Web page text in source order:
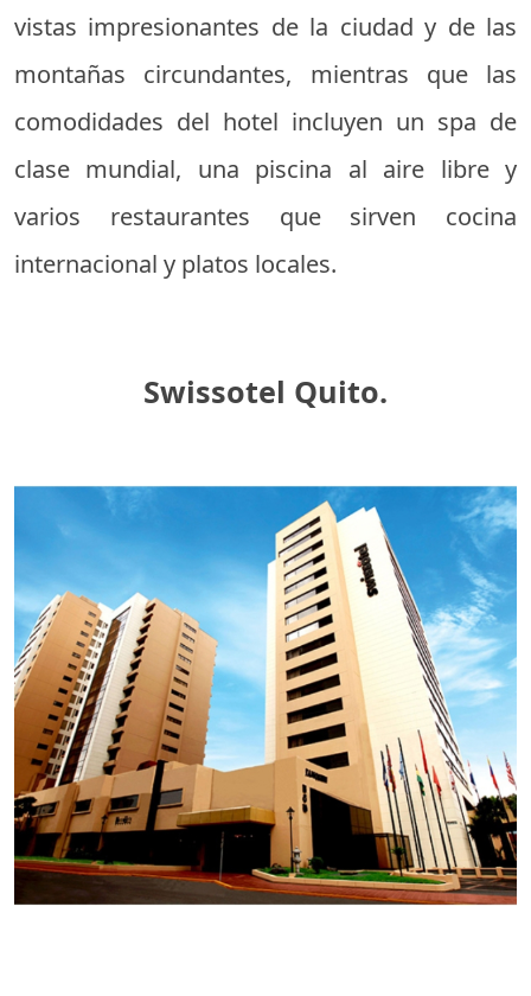
vistas impresionantes de la ciudad y de las
montañas circundantes, mientras que las
comodidades del hotel incluyen un spa de
clase mundial, una piscina al aire libre y
varios restaurantes que sirven cocina
internacional y platos locales.
Swissotel Quito.